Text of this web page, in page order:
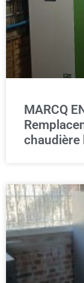
MARCQ
chaudière